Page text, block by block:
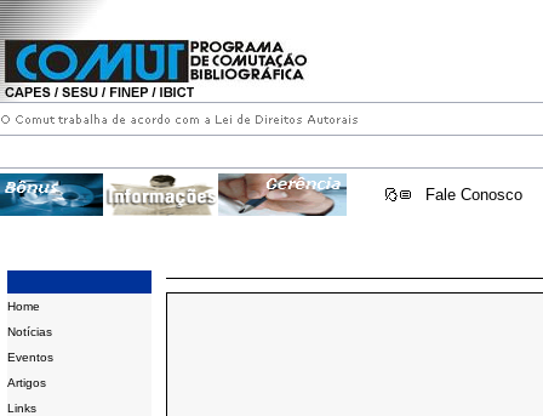
Fale Conosco
Home
Notícias
Eventos
Artigos
Links